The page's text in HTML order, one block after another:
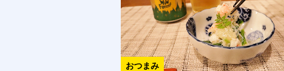
おつまみ